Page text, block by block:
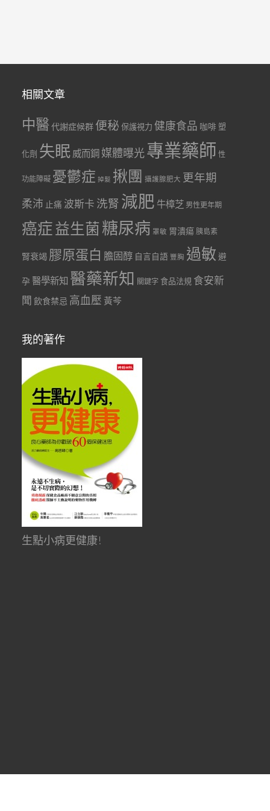
相關文章
中醫代謝症候群 便秘 保護視力 健康食品 咖啡 塑
化劑 失眠 威而鋼 媒體曝光專業藥師 性
功能障礙 憂鬱症 掉髮 揪團 攝護腺肥大 更年期
柔沛 止痛 波斯卡 洗腎 減肥 牛樟芝 男性更年期
癌症益生菌 糖尿病 罩敏 胃潰瘍 胰島素
腎衰竭 膠原蛋白 膽固醇 自言自語 豐胸 過敏 避
孕 醫學新知 醫藥新知 關鍵字 食品法規 食安新
聞 飲食禁忌 高血壓 黃芩
我的著作
生點小病更健康!